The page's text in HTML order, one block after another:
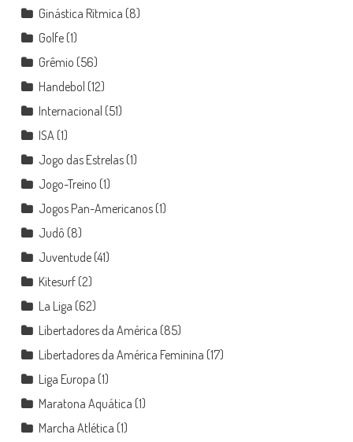
Ginástica Rítmica (8)
Golfe(1)
Grêmio (56)
Handebol (12)
Internacional (51)
ISA (1)
Jogo das Estrelas(1)
Jogo-Treino (1)
Jogos Pan-Americanos(1)
Judô (8)
Juventude(41)
Kitesurf(2)
La Liga (62)
Libertadores da América (85)
Libertadores da América Feminina (17)
Liga Europa (1)
Maratona Aquática (1)
Marcha Atlética (1)